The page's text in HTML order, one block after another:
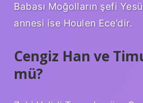
Babası Moğolların şefi
annesi ise Houlen Ece’dir.
Cengiz Han ve
mü?